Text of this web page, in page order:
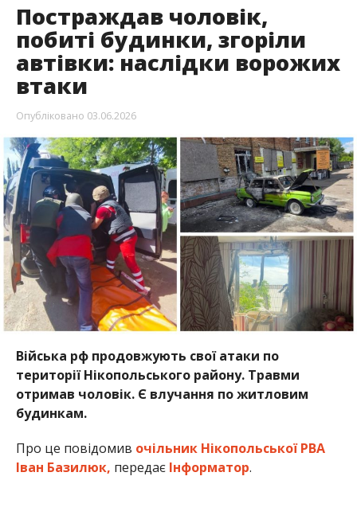
Постраждав чоловік,
побиті будинки, згоріли
автівки: наслідки ворожих
втаки
Опубліковано 03.06.2026
Війська рф продовжують свої атаки по
території Нікопольського району. Травми
отримав чоловік. Є влучання по житловим
будинкам.
Про це повідомив очільник Нікопольської РВА
Іван Базилюк, передає Інформатор.